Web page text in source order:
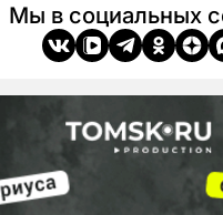
Мы в социальных